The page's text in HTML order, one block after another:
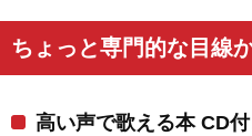
ちょっと専門的な目線
高い声で歌える本 CD付